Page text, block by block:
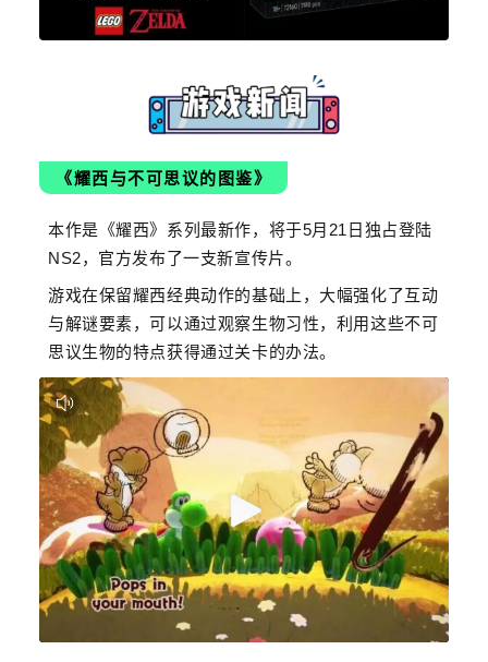
《耀西与不可思议的图鉴》
本作是《耀西》系列最新作，将于5月21日独占登陆
NS2，官方发布了一支新宣传片。
游戏在保留耀西经典动作的基础上，大幅强化了互动
与解谜要素，可以通过观察生物习性，利用这些不可
思议生物的特点获得通过关卡的办法。